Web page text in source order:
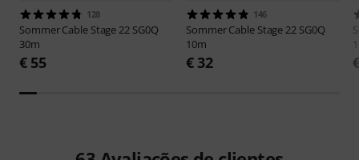
128
Sommer Cable Stage 22 SG0Q
30m
€ 55
146
Sommer Cable Stage 22 SG0Q
10m
€ 32